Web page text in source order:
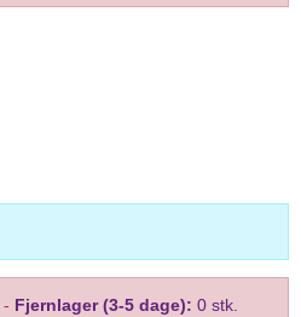
- Fjernlager (3-5 dage): 0 stk.